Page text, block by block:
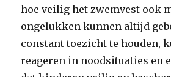
hoe veilig het zwemvest ook
ongelukken kunnen altijd
constant toezicht te houden,
reageren in noodsituaties en